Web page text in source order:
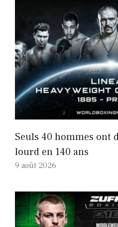
Seuls 40 hommes ont
lourd en 140 ans
9 août 2026